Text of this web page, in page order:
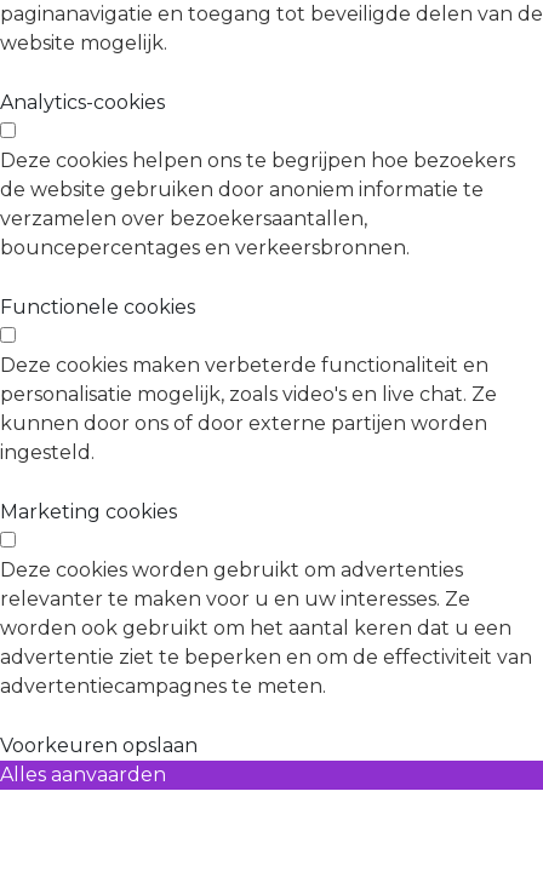
paginanavigatie en toegang tot beveiligde delen van de
website mogelijk.
Analytics-cookies
Deze cookies helpen ons te begrijpen hoe bezoekers
de website gebruiken door anoniem informatie te
verzamelen over bezoekersaantallen,
bouncepercentages en verkeersbronnen.
Functionele cookies
Deze cookies maken verbeterde functionaliteit en
personalisatie mogelijk, zoals video's en live chat. Ze
kunnen door ons of door externe partijen worden
ingesteld.
Marketing cookies
Deze cookies worden gebruikt om advertenties
relevanter te maken voor u en uw interesses. Ze
worden ook gebruikt om het aantal keren dat u een
advertentie ziet te beperken en om de effectiviteit van
advertentiecampagnes te meten.
Voorkeuren opslaan
Alles aanvaarden